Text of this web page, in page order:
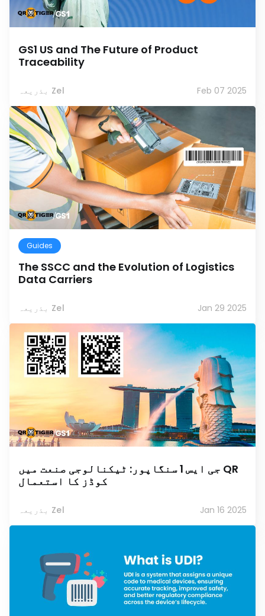
GS1 US and The Future of Product
Traceability
بذریعہ Zel Feb 07 2025
Guides
The SSCC and the Evolution of Logistics
Data Carriers
بذریعہ Zel Jan 29 2025
جی ایس 1 سنگاپور: ٹیکنالوجی صنعت میں QR
کوڈز کا استعمال
بذریعہ Zel Jan 16 2025